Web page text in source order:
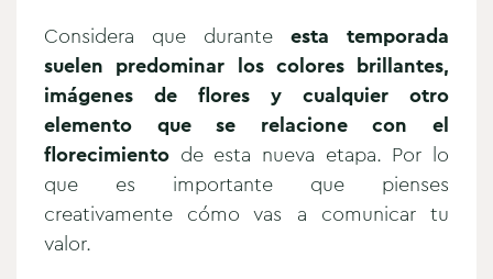
Considera que durante esta temporada
suelen predominar los colores brillantes,
imágenes de flores y cualquier otro
elemento que se relacione con el
florecimiento de esta nueva etapa. Por lo
que es importante que pienses
creativamente cómo vas a comunicar tu
valor.